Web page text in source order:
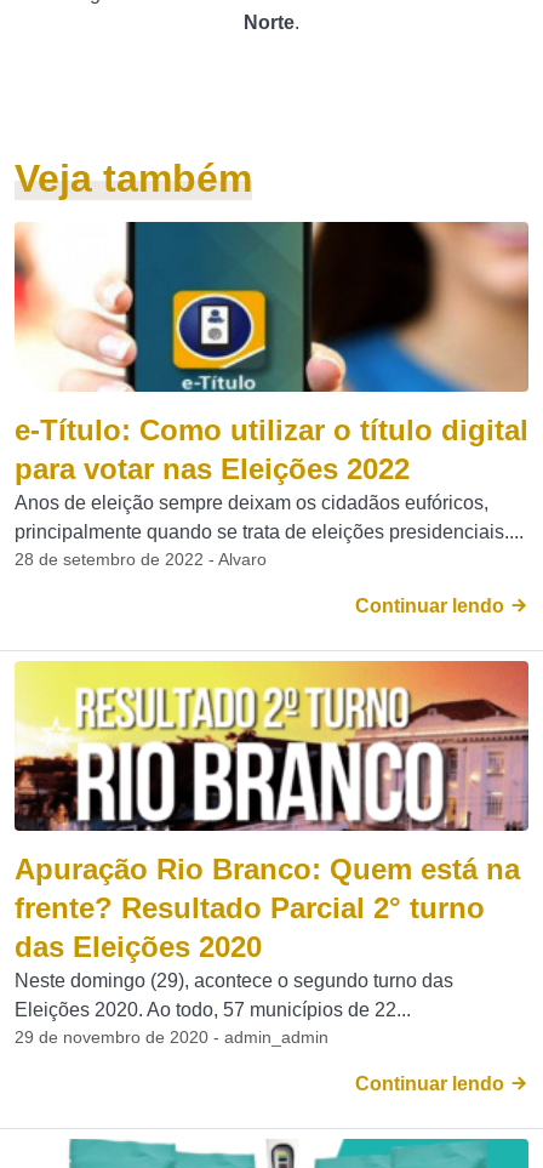
Norte.
Veja também
e-Título: Como utilizar o título digital
para votar nas Eleições 2022
Anos de eleição sempre deixam os cidadãos eufóricos,
principalmente quando se trata de eleições presidenciais....
28 de setembro de 2022 - Alvaro
Continuar lendo
Apuração Rio Branco: Quem está na
frente? Resultado Parcial 2° turno
das Eleições 2020
Neste domingo (29), acontece o segundo turno das
Eleições 2020. Ao todo, 57 municípios de 22...
29 de novembro de 2020 - admin_admin
Continuar lendo